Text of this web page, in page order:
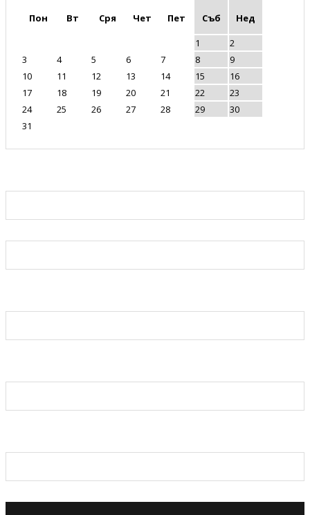
Пон Вт Сря Чет Пет Съб
Нед
1
2
3
4 5 6 7 8
9
10
11 12 13 14 15
16
17
18 19 20 21 22
23
24
25 26 27 28 29
30
31